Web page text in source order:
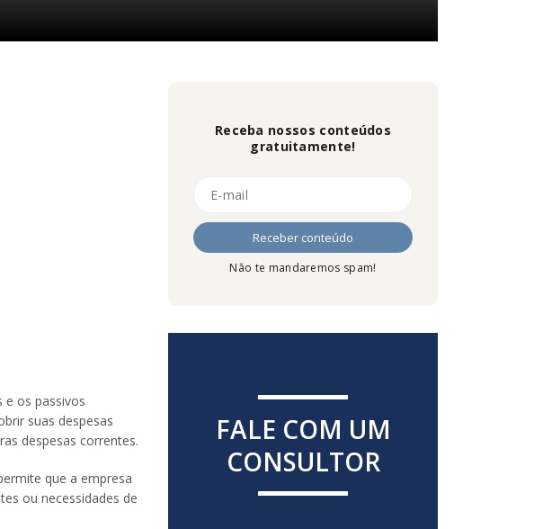
e os passivos
suas despesas
despesas correntes.
que a empresa
ou necessidades de
Receba nossos conteúdos
gratuitamente!
Não te mandaremos spam!
FALE COM UM
CONSULTOR